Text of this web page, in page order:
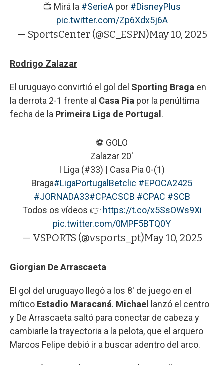
📺 Mirá la #SerieA por #DisneyPlus
pic.twitter.com/Zp6Xdx5j6A
— SportsCenter (@SC_ESPN)May 10, 2025
Rodrigo Zalazar
El uruguayo convirtió el gol del Sporting Braga en
la derrota 2-1 frente al Casa Pia por la penúltima
fecha de la Primeira Liga de Portugal .
⚽ GOLO
Zalazar 20'
I Liga (#33) | Casa Pia 0-(1)
Braga#LigaPortugalBetclic #EPOCA2425
#JORNADA33#CPACSCB #CPAC #SCB
Todos os vídeos 👉 https://t.co/x5SsOWs9Xi
pic.twitter.com/0MPF5BTQ0Y
— VSPORTS (@vsports_pt)May 10, 2025
Giorgian De Arrascaeta
El gol del uruguayo llegó a los 8' de juego en el
mítico Estadio Maracaná. Michael
lanzó el centro
y De Arrascaeta saltó para conectar de cabeza y
cambiarle la trayectoria a la pelota, que el arquero
Marcos Felipe debió ir a buscar adentro del arco.